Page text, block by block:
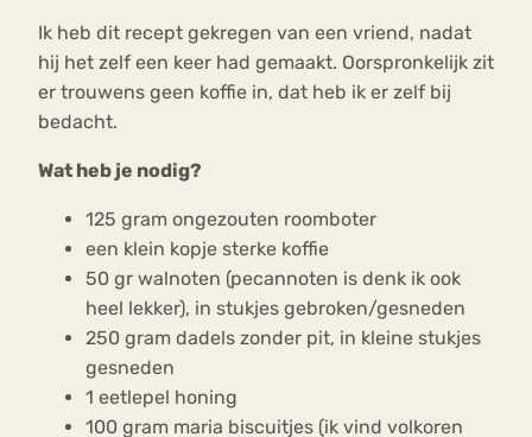
Ik heb dit recept gekregen van een vriend, nadat
hij het zelf een keer had gemaakt. Oorspronkelijk zit
er trouwens geen koffie in, dat heb ik er zelf bij
bedacht.
Wat heb je nodig?
125 gram ongezouten roomboter
een klein kopje sterke koffie
50 gr walnoten (pecannoten is denk ik ook
heel lekker), in stukjes gebroken/gesneden
250 gram dadels zonder pit, in kleine stukjes
gesneden
1 eetlepel honing
100 gram maria biscuitjes (ik vind volkoren